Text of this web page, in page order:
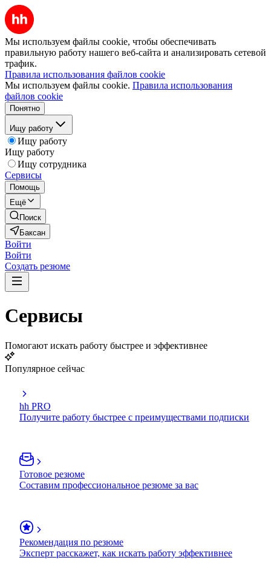
Мы используем файлы cookie, чтобы обеспечивать
правильную работу нашего веб-сайта и анализировать сетевой
трафик.
Правила использования файлов cookie
Мы используем файлы cookie. Правила использования
файлов cookie
Понятно
Ищу работу
Ищу работу
Ищу работу
Ищу сотрудника
Сервисы
Помощь
Ещё
Поиск
Баксан
Войти
Войти
Создать резюме
Сервисы
Помогают искать работу быстрее и эффективнее
Популярное сейчас
hh PRO
Получите работу быстрее с преимуществами подписки
Готовое резюме
Составим профессиональное резюме за вас
Рекомендация по резюме
Эксперт расскажет, как искать работу эффективнее